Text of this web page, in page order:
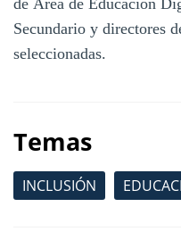
Secundario y directores
seleccionadas.
Temas
INCLUSIÓN